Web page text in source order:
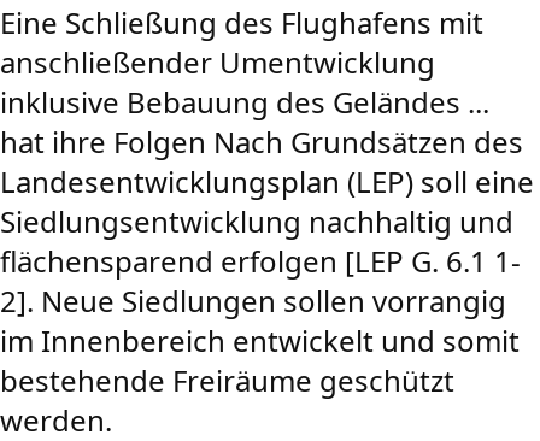
Eine Schließung des Flughafens mit
anschließender Umentwicklung
inklusive Bebauung des Geländes ...
hat ihre Folgen Nach Grundsätzen des
Landesentwicklungsplan (LEP) soll eine
Siedlungsentwicklung nachhaltig und
flächensparend erfolgen [LEP G. 6.1 1-
2]. Neue Siedlungen sollen vorrangig
im Innenbereich entwickelt und somit
bestehende Freiräume geschützt
werden.